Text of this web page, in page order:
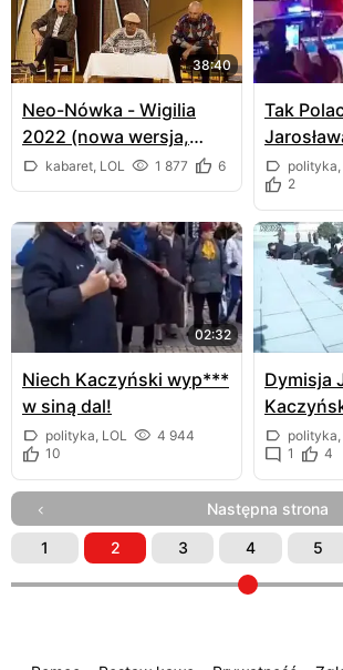
38:40
Neo-Nówka - Wigilia
2022 (nowa wersja,
Odra, ryby)
kabaret, LOL 1 877 6
Tak
polityka,
2
02:32
Niech Kaczyński wyp***
w siną dal!
polityka, LOL
4 944
10
Dymisja
polityka,
1
4
Następna strona
1 2 3 4 5